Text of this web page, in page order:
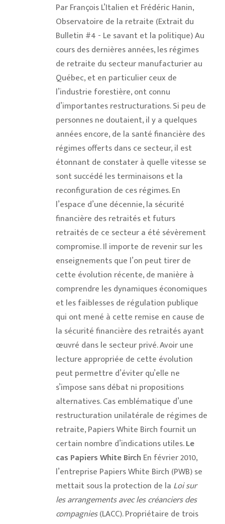
Par François L’Italien et Frédéric Hanin,
Observatoire de la retraite (Extrait du
Bulletin #4 - Le savant et la politique) Au
cours des dernières années, les régimes
de retraite du secteur manufacturier au
Québec, et en particulier ceux de
l’industrie forestière, ont connu
d’importantes restructurations. Si peu de
personnes ne doutaient, il y a quelques
années encore, de la santé financière des
régimes offerts dans ce secteur, il est
étonnant de constater à quelle vitesse se
sont succédé les terminaisons et la
reconfiguration de ces régimes. En
l’espace d’une décennie, la sécurité
financière des retraités et futurs
retraités de ce secteur a été sévèrement
compromise. Il importe de revenir sur les
enseignements que l’on peut tirer de
cette évolution récente, de manière à
comprendre les dynamiques économiques
et les faiblesses de régulation publique
qui ont mené à cette remise en cause de
la sécurité financière des retraités ayant
œuvré dans le secteur privé. Avoir une
lecture appropriée de cette évolution
peut permettre d’éviter qu’elle ne
s’impose sans débat ni propositions
alternatives. Cas emblématique d’une
restructuration unilatérale de régimes de
retraite, Papiers White Birch fournit un
certain nombre d’indications utiles.Le
cas Papiers White Birch En février 2010,
l’entreprise Papiers White Birch (PWB) se
mettait sous la protection de la Loi sur
les arrangements avec les créanciers des
compagnies(LACC). Propriétaire de trois